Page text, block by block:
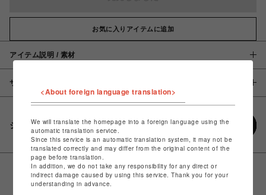
お気に入りアイテムに追加
アイテム説明 / 素材
サイズ
シェアする
<About foreign language translation>
We will translate the homepage into a foreign language using the
automatic translation service.
Since this service is an automatic translation system, it may not be
translated correctly and may differ from the original content of the
page before translation.
In addition, we do not take any responsibility for any direct or
indirect damage caused by using this service. Thank you for your
understanding in advance.